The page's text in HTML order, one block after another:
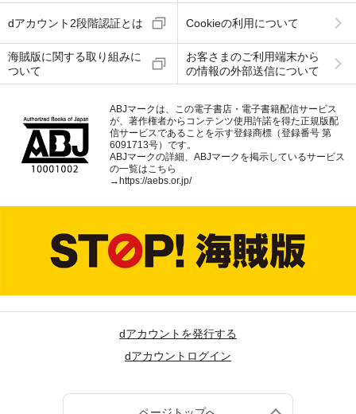
dアカウント2段階認証とは Cookieの利用について
海賊版に関する取り組みに
ついて
お客さまのご利用端末から
の情報の外部送信について
ABJマークは、この電子書店・電子書籍配信サービス
が、著作権者からコンテンツ使用許諾を得た正規版配
信サービスであることを示す登録商標（登録番号 第
6091713号）です。
ABJマークの詳細、ABJマークを掲示しているサービス
の一覧はこちら
→https://aebs.or.jp/
dアカウントを発行する
dアカウントログイン